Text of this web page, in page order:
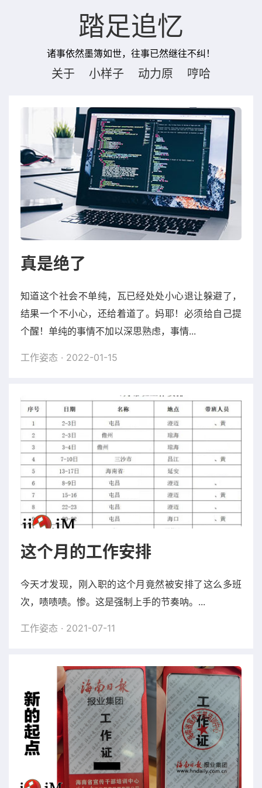
踏足追忆
诸事依然墨簿如世，往事已然继往不纠！
关于 小样子 动力原 哼哈
真是绝了
知道这个社会不单纯，瓦已经处处小心退让躲避了，
结果一个不小心，还给着道了。妈耶！必须给自己提
个醒！单纯的事情不加以深思熟虑，事情...
工作姿态 · 2022-01-15
这个月的工作安排
今天才发现，刚入职的这个月竟然被安排了这么多班
次，啧啧啧。惨。这是强制上手的节奏呐。...
工作姿态 · 2021-07-11